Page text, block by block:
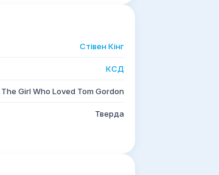
Стівен Кінг
КСД
The Girl Who Loved Tom Gordon
Тверда